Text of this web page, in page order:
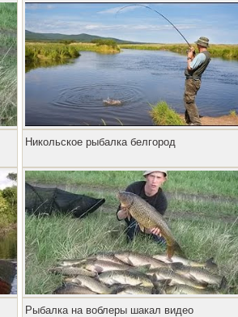
Никольское рыбалка белгород
Рыбалка на воблеры шакал видео